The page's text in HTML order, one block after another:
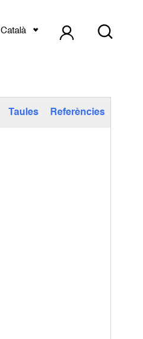
Català
Taules Referències